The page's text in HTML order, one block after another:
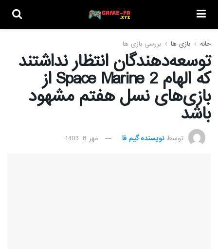
خانه بازی ها بررسی بازی ها
توسعه‌دهندگان انتظار نداشتند
که الهام Space Marine 2 از
بازی‌های نسل هفتم مشهود
باشد
توسط نویسنده گیم فا مهر 8, 1403